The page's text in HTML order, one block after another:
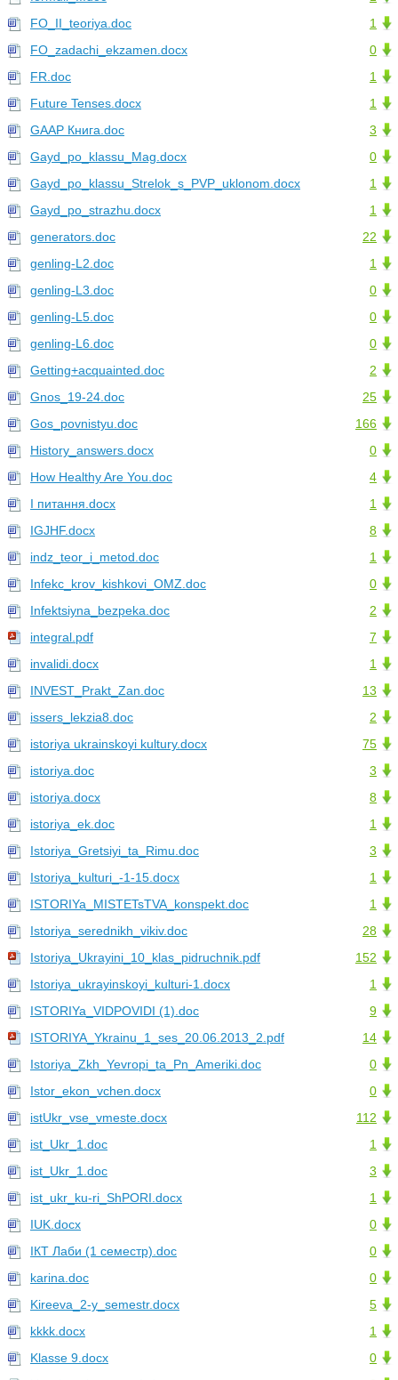
1
FO_II_teoriya.doc
0
FO_zadachi_ekzamen.docx
1
FR.doc
1
Future Tenses.docx
3
GAAP Книга.doc
0
Gayd_po_klassu_Mag.docx
1
Gayd_po_klassu_Strelok_s_PVP_uklonom.docx
1
Gayd_po_strazhu.docx
22
generators.doc
1
genling-L2.doc
0
genling-L3.doc
0
genling-L5.doc
0
genling-L6.doc
2
Getting+acquainted.doc
25
Gnos_19-24.doc
166
Gos_povnistyu.doc
0
History_answers.docx
4
How Healthy Are You.doc
1
I питання.docx
8
IGJHF.docx
1
indz_teor_i_metod.doc
0
Infekc_krov_kishkovi_OMZ.doc
2
Infektsiyna_bezpeka.doc
7
integral.pdf
1
invalidi.docx
13
INVEST_Prakt_Zan.doc
2
issers_lekzia8.doc
75
istoriya ukrainskoyi kultury.docx
3
istoriya.doc
8
istoriya.docx
1
istoriya_ek.doc
3
Istoriya_Gretsiyi_ta_Rimu.doc
1
Istoriya_kulturi_-1-15.docx
1
ISTORIYa_MISTETsTVA_konspekt.doc
28
Istoriya_serednikh_vikiv.doc
152
Istoriya_Ukrayini_10_klas_pidruchnik.pdf
1
Istoriya_ukrayinskoyi_kulturi-1.docx
9
ISTORIYa_VIDPOVIDI (1).doc
14
ISTORIYA_Ykrainu_1_ses_20.06.2013_2.pdf
0
Istoriya_Zkh_Yevropi_ta_Pn_Ameriki.doc
0
Istor_ekon_vchen.docx
112
istUkr_vse_vmeste.docx
1
ist_Ukr_1.doc
3
ist_Ukr_1.doc
1
ist_ukr_ku-ri_ShPORI.docx
0
IUK.docx
0
IКТ Лаби (1 семестр).doc
0
karina.doc
5
Kireeva_2-y_semestr.docx
1
kkkk.docx
0
Klasse 9.docx